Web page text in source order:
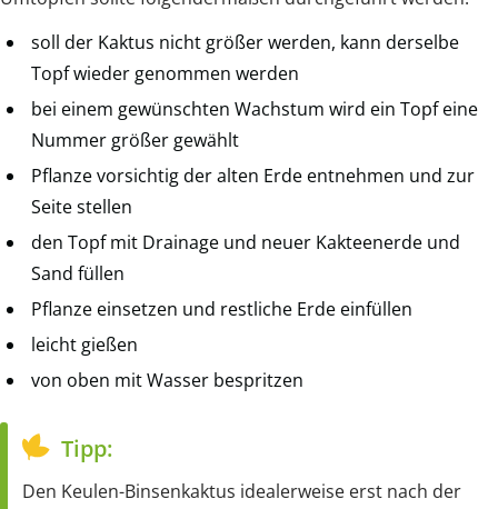
soll der Kaktus nicht größer werden, kann derselbe
Topf wieder genommen werden
bei einem gewünschten Wachstum wird ein Topf eine
Nummer größer gewählt
Pflanze vorsichtig der alten Erde entnehmen und zur
Seite stellen
den Topf mit Drainage und neuer Kakteenerde und
Sand füllen
Pflanze einsetzen und restliche Erde einfüllen
leicht gießen
von oben mit Wasser bespritzen
Tipp:
Den Keulen-Binsenkaktus idealerweise erst nach der